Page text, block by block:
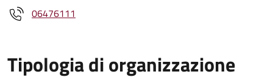
06476111
Tipologia di organizzazione